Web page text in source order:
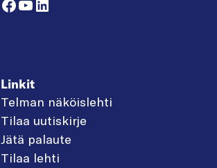
Linkit
Telman näköislehti
Tilaa uutiskirje
Jätä palaute
Tilaa lehti